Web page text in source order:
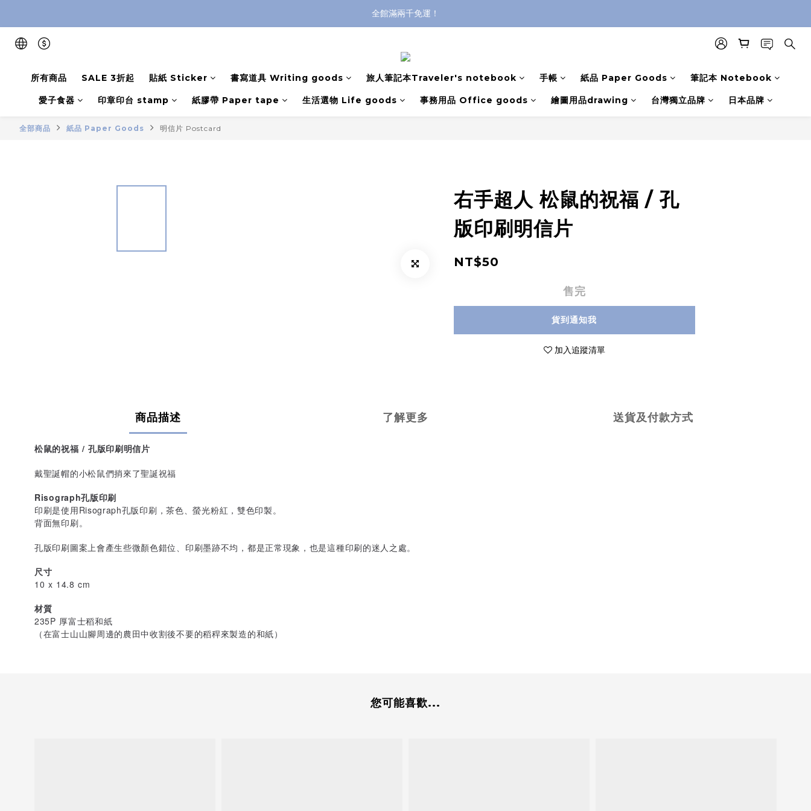
全館滿兩千免運！
全館滿兩千免運！
所有商品
SALE 3折起 貼紙 Sticker 書寫道具 Writing goods 旅人筆記本Traveler's notebook 手帳 紙品 Paper Goods 筆記本 Notebook
愛子食器 印章印台 stamp 紙膠帶 Paper tape 生活選物 Life goods 事務用品 Office goods 繪圖用品drawing 台灣獨立品牌 日本品牌
全部商品 紙品 Paper Goods 明信片 Postcard
右手超人 松鼠的祝福 / 孔
版印刷明信片
NT$50
售完
貨到通知我
加入追蹤清單
商品描述 了解更多 送貨及付款方式
松鼠的祝福 / 孔版印刷明信片
戴聖誕帽的小松鼠們捎來了聖誕祝福
Risograph孔版印刷
印刷是使用Risograph孔版印刷，茶色、螢光粉紅，雙色印製。
背面無印刷。
孔版印刷圖案上會產生些微顏色錯位、印刷墨跡不均，都是正常現象，也是這種印刷的迷人之處。
尺寸
10 x 14.8 cm
材質
235P 厚富士稻和紙
（在富士山山腳周邊的農田中收割後不要的稻稈來製造的和紙）
您可能喜歡...